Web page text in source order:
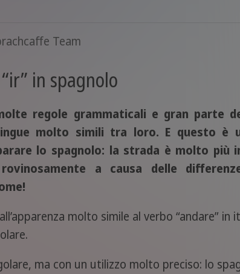
Team
in spagnolo
regole grammaticali e gran parte
molto simili tra loro. E questo è
lo spagnolo: la strada è molto più
a causa delle
molto simile al verbo “andare” in
ma con un utilizzo molto preciso: lo